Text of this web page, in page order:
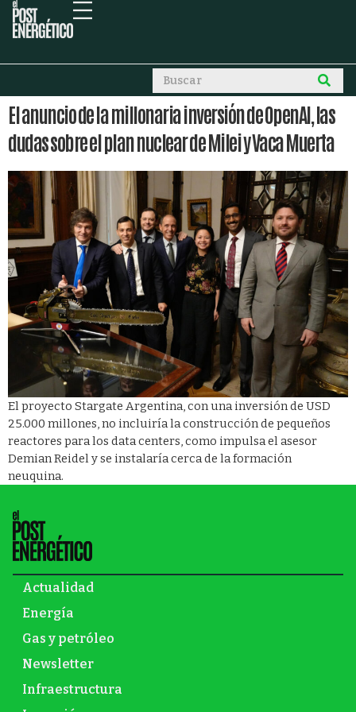
El anuncio de la millonaria inversión de OpenAI, las
dudas sobre el plan nuclear de Milei y Vaca Muerta
El proyecto Stargate Argentina, con una inversión de USD
25.000 millones, no incluiría la construcción de pequeños
reactores para los data centers, como impulsa el asesor
Demian Reidel y se instalaría cerca de la formación
neuquina.
Actualidad
Energía
Gas y petróleo
Newsletter
Infraestructura